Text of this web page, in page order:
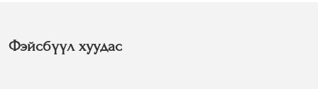
Фэйсбүүл хуудас